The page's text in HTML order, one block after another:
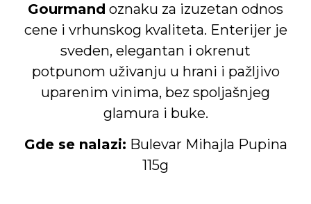
Gourmand oznaku za izuzetan odnos
cene i vrhunskog kvaliteta. Enterijer je
sveden, elegantan i okrenut
potpunom uživanju u hrani i pažljivo
uparenim vinima, bez spoljašnjeg
glamura i buke.
Gde se nalazi: Bulevar Mihajla Pupina
115g